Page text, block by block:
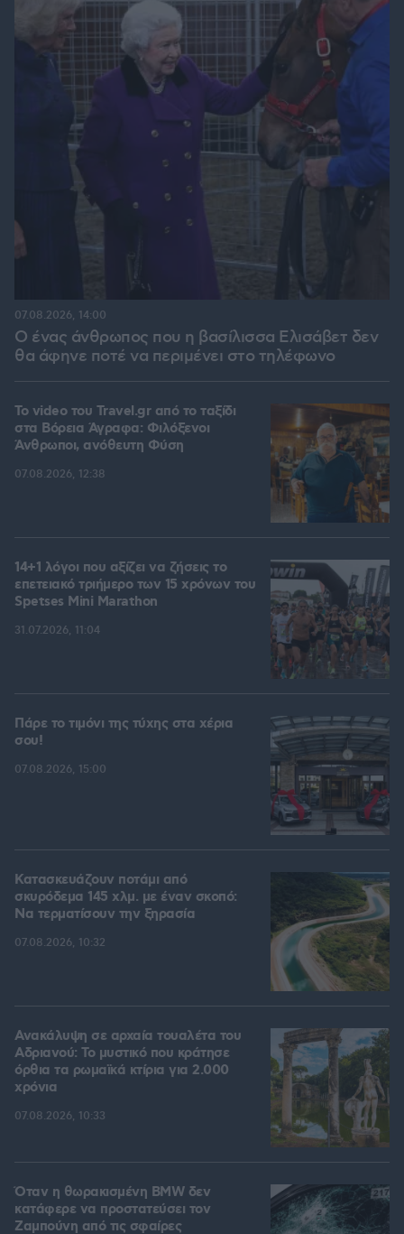
Ο ένας άνθρωπος που η βασίλισσα Ελισάβετ δεν
θα άφηνε ποτέ να περιμένει στο τηλέφωνο
07.08.2026, 14:00
To video του Travel.gr από το ταξίδι
στα Βόρεια Άγραφα: Φιλόξενοι
Άνθρωποι, ανόθευτη Φύση
07.08.2026, 12:38
14+1 λόγοι που αξίζει να ζήσεις το
επετειακό τριήμερο των 15 χρόνων του
Spetses Mini Marathon
31.07.2026, 11:04
Πάρε το τιμόνι της τύχης στα χέρια
σου!
07.08.2026, 15:00
Κατασκευάζουν ποτάμι από
σκυρόδεμα 145 χλμ. με έναν σκοπό:
Να τερματίσουν την ξηρασία
07.08.2026, 10:32
Ανακάλυψη σε αρχαία τουαλέτα του
Αδριανού: Το μυστικό που κράτησε
όρθια τα ρωμαϊκά κτίρια για 2.000
χρόνια
07.08.2026, 10:33
Όταν η θωρακισμένη BMW δεν
κατάφερε να προστατεύσει τον
Ζαμπούνη από τις σφαίρες